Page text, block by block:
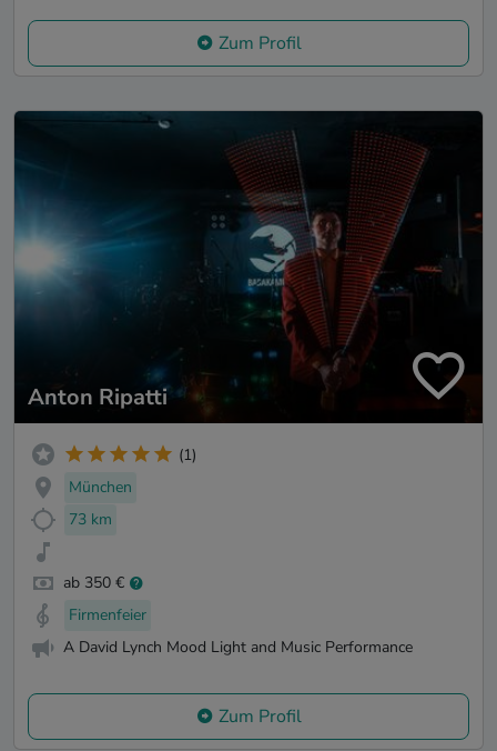
Zum Profil
Anton Ripatti
(1)
München
73 km
ab 350 €
Firmenfeier
A David Lynch Mood Light and Music Performance
Zum Profil